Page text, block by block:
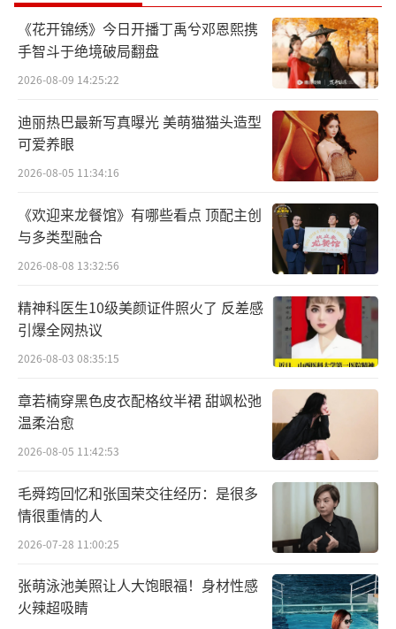
相关短视频播放量高达250多万。
这段奇遇让无数人被深深感动。
还有人说，女孩在片中的表现是任何影后
就聊聊这部9.3分的良心之作——《再会长
江》
《花开锦绣》今日开播丁禹兮邓恩熙携
手智斗于绝境破局翻盘
2026-08-09 14:25:22
迪丽热巴最新写真曝光 美萌猫猫头造型
可爱养眼
2026-08-05 11:34:16
《欢迎来龙餐馆》有哪些看点 顶配主创
与多类型融合
2026-08-08 13:32:56
精神科医生10级美颜证件照火了 反差感
引爆全网热议
2026-08-03 08:35:15
章若楠穿黑色皮衣配格纹半裙 甜飒松弛
温柔治愈
2026-08-05 11:42:53
毛舜筠回忆和张国荣交往经历：是很多
情很重情的人
2026-07-28 11:00:25
张萌泳池美照让人大饱眼福！身材性感
火辣超吸睛